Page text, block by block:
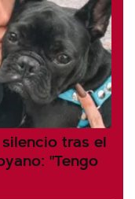
tras el
"Tengo